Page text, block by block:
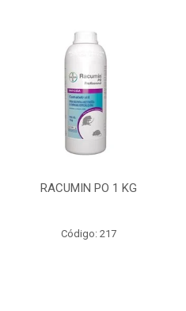
RACUMIN PO 1 KG
Código: 217